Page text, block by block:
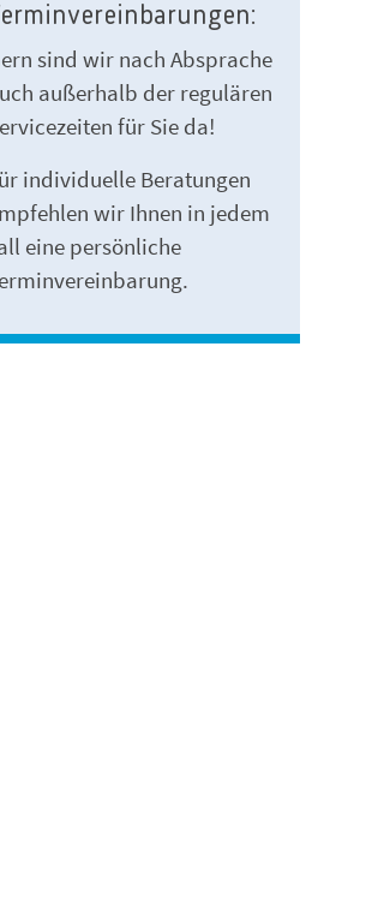
sind wir nach Absprache
außerhalb der regulären
für Sie da!
individuelle Beratungen
wir Ihnen in jedem
eine persönliche